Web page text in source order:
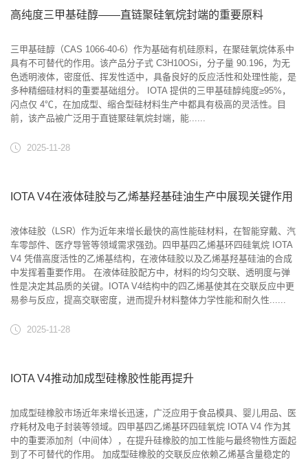
高纯度三甲基硅醇——直链聚硅氧烷封端的重要原料
三甲基硅醇（CAS 1066-40-6）作为基础有机硅原料，在聚硅氧烷体系中
具有不可替代的作用。该产品分子式 C3H10OSi，分子量 90.196，为无
色透明液体，密度低、挥发性适中，具备良好的反应活性和处理性能，是
多种精细硅材料的重要基础组分。 IOTA 提供的三甲基硅醇纯度≥95%，
闪点仅 4℃，在加成型、缩合型硅材料生产中都具有极高的灵活性。目
前，该产品被广泛用于直链聚硅氧烷封端，能......
2025-11-28
IOTA V4在液体硅胶与乙烯基羟基硅油生产中展现关键作用
液体硅胶（LSR）作为近年来增长最快的高性能硅材料，在智能穿戴、汽
车零部件、医疗导管等领域需求强劲。四甲基四乙烯基环四硅氧烷 IOTA
V4 凭借高度活性的乙烯基结构，在液体硅胶以及乙烯基羟基硅油的合成
中发挥着重要作用。 在液体硅胶配方中，材料的均匀交联、透明度与弹
性是决定其品质的关键。IOTA V4结构中的四乙烯基使其在交联反应中更
易参与反应，提高交联密度，进而提升材料整体力学性能和耐久性......
2025-11-28
IOTA V4推动加成型硅橡胶性能再提升
加成型硅橡胶市场近年来增长迅速，广泛应用于食品模具、婴儿用品、医
疗耗材及电子封装等领域。四甲基四乙烯基环四硅氧烷 IOTA V4 作为其
中的重要添加剂（中间体），在提升硅橡胶的加工性能与最终物性方面起
到了不可替代的作用。 加成型硅橡胶的交联反应依赖乙烯基含量稳定的